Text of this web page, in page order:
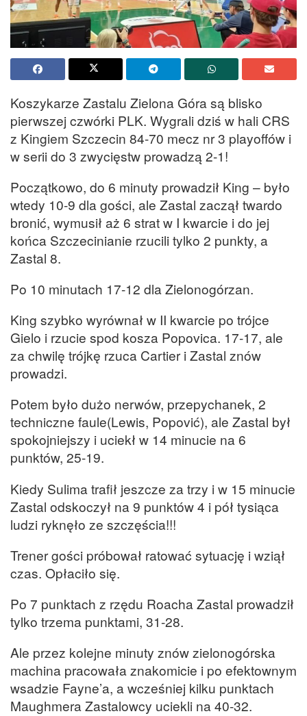
Koszykarze Zastalu Zielona Góra są blisko
pierwszej czwórki PLK. Wygrali dziś w hali CRS
z Kingiem Szczecin 84-70 mecz nr 3 playoffów i
w serii do 3 zwycięstw prowadzą 2-1!
Początkowo, do 6 minuty prowadził King – było
wtedy 10-9 dla gości, ale Zastal zaczął twardo
bronić, wymusił aż 6 strat w I kwarcie i do jej
końca Szczecinianie rzucili tylko 2 punkty, a
Zastal 8.
Po 10 minutach 17-12 dla Zielonogórzan.
King szybko wyrównał w II kwarcie po trójce
Gielo i rzucie spod kosza Popovica. 17-17, ale
za chwilę trójkę rzuca Cartier i Zastal znów
prowadzi.
Potem było dużo nerwów, przepychanek, 2
techniczne faule(Lewis, Popović), ale Zastal był
spokojniejszy i uciekł w 14 minucie na 6
punktów, 25-19.
Kiedy Sulima trafił jeszcze za trzy i w 15 minucie
Zastal odskoczył na 9 punktów 4 i pół tysiąca
ludzi ryknęło ze szczęścia!!!
Trener gości próbował ratować sytuację i wziął
czas. Opłaciło się.
Po 7 punktach z rzędu Roacha Zastal prowadził
tylko trzema punktami, 31-28.
Ale przez kolejne minuty znów zielonogórska
machina pracowała znakomicie i po efektownym
wsadzie Fayne’a, a wcześniej kilku punktach
Maughmera Zastalowcy uciekli na 40-32.